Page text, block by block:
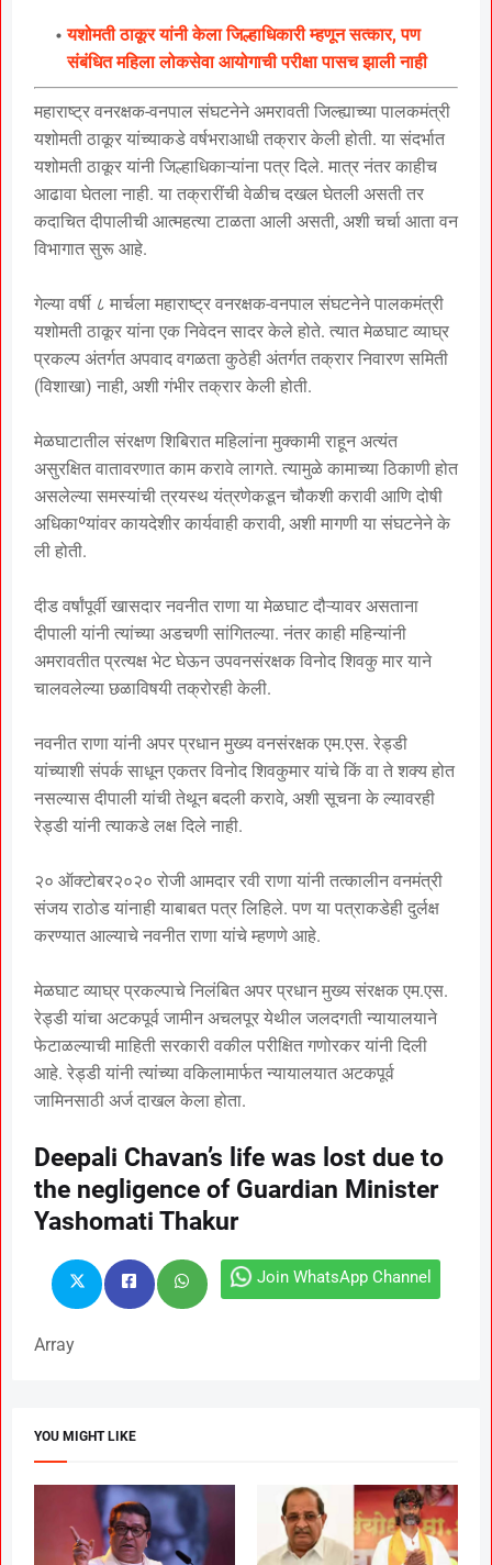
यशोमती ठाकूर यांनी केला जिल्हाधिकारी म्हणून सत्कार, पण
संबंधित महिला लोकसेवा आयोगाची परीक्षा पासच झाली नाही
महाराष्ट्र वनरक्षक-वनपाल संघटनेने अमरावती जिल्ह्याच्या पालकमंत्री
यशोमती ठाकूर यांच्याकडे वर्षभराआधी तक्रार केली होती. या संदर्भात
यशोमती ठाकूर यांनी जिल्हाधिकाऱ्यांना पत्र दिले. मात्र नंतर काहीच
आढावा घेतला नाही. या तक्रारींची वेळीच दखल घेतली असती तर
कदाचित दीपालीची आत्महत्या टाळता आली असती, अशी चर्चा आता वन
विभागात सुरू आहे.
गेल्या वर्षी ८ मार्चला महाराष्ट्र वनरक्षक-वनपाल संघटनेने पालकमंत्री
यशोमती ठाकूर यांना एक निवेदन सादर केले होते. त्यात मेळघाट व्याघ्र
प्रकल्प अंतर्गत अपवाद वगळता कुठेही अंतर्गत तक्रार निवारण समिती
(विशाखा) नाही, अशी गंभीर तक्रार केली होती.
मेळघाटातील संरक्षण शिबिरात महिलांना मुक्कामी राहून अत्यंत
असुरक्षित वातावरणात काम करावे लागते. त्यामुळे कामाच्या ठिकाणी होत
असलेल्या समस्यांची त्रयस्थ यंत्रणेकडून चौकशी करावी आणि दोषी
अधिकाºयांवर कायदेशीर कार्यवाही करावी, अशी मागणी या संघटनेने के
ली होती.
दीड वर्षांपूर्वी खासदार नवनीत राणा या मेळघाट दौऱ्यावर असताना
दीपाली यांनी त्यांच्या अडचणी सांगितल्या. नंतर काही महिन्यांनी
अमरावतीत प्रत्यक्ष भेट घेऊन उपवनसंरक्षक विनोद शिवकु मार याने
चालवलेल्या छळाविषयी तक्रोरही केली.
नवनीत राणा यांनी अपर प्रधान मुख्य वनसंरक्षक एम.एस. रेड्डी
यांच्याशी संपर्क साधून एकतर विनोद शिवकुमार यांचे किं वा ते शक्य होत
नसल्यास दीपाली यांची तेथून बदली करावे, अशी सूचना के ल्यावरही
रेड्डी यांनी त्याकडे लक्ष दिले नाही.
२० ऑक्टोबर२०२० रोजी आमदार रवी राणा यांनी तत्कालीन वनमंत्री
संजय राठोड यांनाही याबाबत पत्र लिहिले. पण या पत्राकडेही दुर्लक्ष
करण्यात आल्याचे नवनीत राणा यांचे म्हणणे आहे.
मेळघाट व्याघ्र प्रकल्पाचे निलंबित अपर प्रधान मुख्य संरक्षक एम.एस.
रेड्डी यांचा अटकपूर्व जामीन अचलपूर येथील जलदगती न्यायालयाने
फेटाळल्याची माहिती सरकारी वकील परीक्षित गणोरकर यांनी दिली
आहे. रेड्डी यांनी त्यांच्या वकिलामार्फत न्यायालयात अटकपूर्व
जामिनसाठी अर्ज दाखल केला होता.
Deepali Chavan’s life was lost due to
the negligence of Guardian Minister
Yashomati Thakur
Join WhatsApp Channel
Array
YOU MIGHT LIKE